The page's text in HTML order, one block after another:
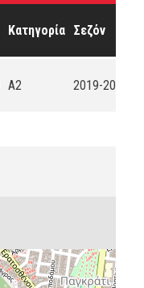
Κατηγορία Σεζόν
A2 2019-2020